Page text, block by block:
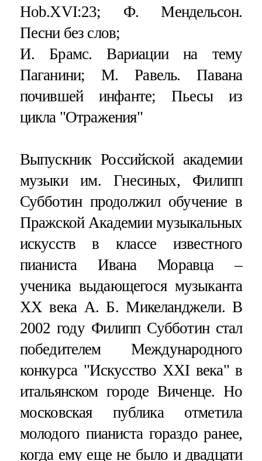
Hob.XVI:23; Ф. Мендельсон.
Песни без слов;
И. Брамс. Вариации на тему
Паганини; М. Равель. Павана
почившей инфанте; Пьесы из
цикла "Отражения"
Выпускник Российской академии
музыки им. Гнесиных, Филипп
Субботин продолжил обучение в
Пражской Академии музыкальных
искусств в классе известного
пианиста Ивана Моравца –
ученика выдающегося музыканта
XX века А. Б. Микеланджели. В
2002 году Филипп Субботин стал
победителем Международного
конкурса "Искусство XXI века" в
итальянском городе Виченце. Но
московская публика отметила
молодого пианиста гораздо ранее,
когда ему еще не было и двадцати